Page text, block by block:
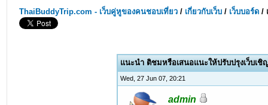
ThaiBuddyTrip.com - เว็บคู่หูของคนชอบเที่ยว / เกี่ยวกับเว็บ / เว็บบอร์ด /
แนะนำ ติชมหรือเสนอแนะให้ปรับปรุงเว็บเ
Wed, 27 Jun 07, 20:21
admin